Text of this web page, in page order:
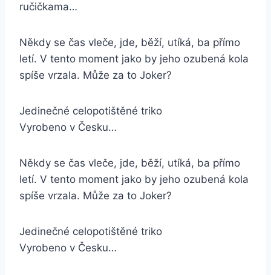
ručičkama…
Někdy se čas vleče, jde, běží, utíká, ba přímo
letí. V tento moment jako by jeho ozubená kola
spíše vrzala. Může za to Joker?
Jedinečné celopotištěné triko
Vyrobeno v Česku…
Někdy se čas vleče, jde, běží, utíká, ba přímo
letí. V tento moment jako by jeho ozubená kola
spíše vrzala. Může za to Joker?
Jedinečné celopotištěné triko
Vyrobeno v Česku…